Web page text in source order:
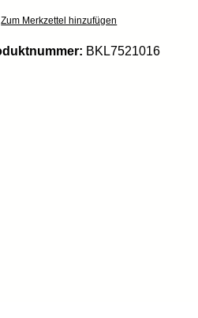
Zum Merkzettel hinzufügen
BKL7521016